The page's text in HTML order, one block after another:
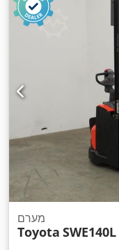
מערם
Toyota SWE140L